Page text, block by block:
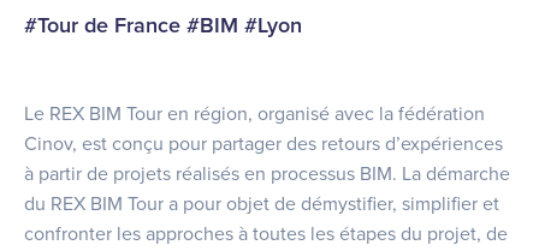
#Tour de France #BIM #Lyon
Le REX BIM Tour en région, organisé avec la fédération
Cinov, est conçu pour partager des retours d’expériences
à partir de projets réalisés en processus BIM. La démarche
du REX BIM Tour a pour objet de démystifier, simplifier et
confronter les approches à toutes les étapes du projet, de